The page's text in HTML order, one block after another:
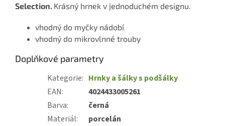
Selection. Krásný hrnek v jednoduchém designu.
vhodný do myčky nádobí
vhodný do mikrovlnné trouby
Doplňkové parametry
Kategorie: Hrnky a šálky s podšálky
EAN:
4024433005261
Barva:
černá
Materiál:
porcelán